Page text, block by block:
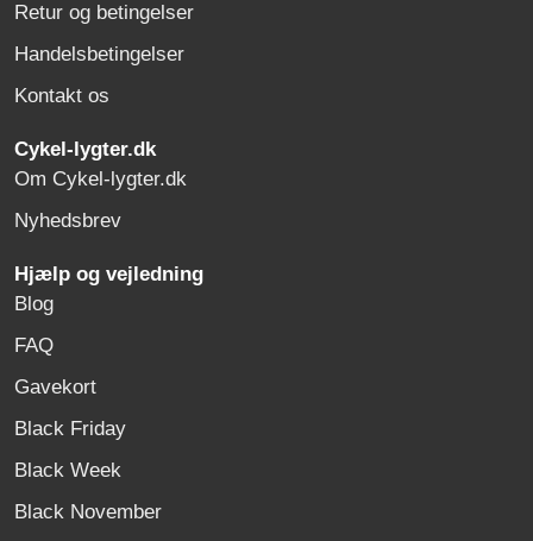
Retur og betingelser
Handelsbetingelser
Kontakt os
Cykel-lygter.dk
Om Cykel-lygter.dk
Nyhedsbrev
Hjælp og vejledning
Blog
FAQ
Gavekort
Black Friday
Black Week
Black November